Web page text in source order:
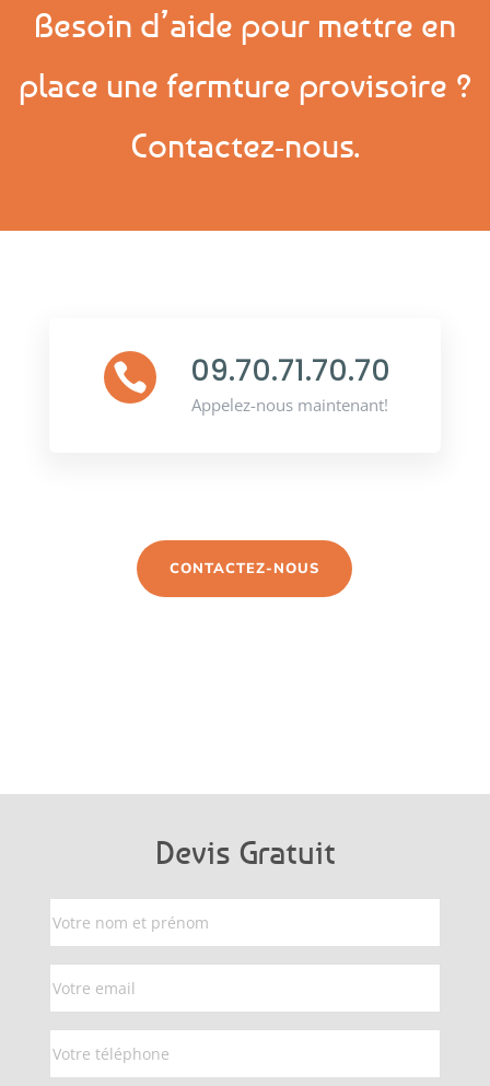
Besoin d’aide pour mettre en
place une fermture provisoire ?
Contactez-nous.
 09.70.71.70.70
Appelez-nous maintenant!
CONTACTEZ-NOUS
Devis Gratuit